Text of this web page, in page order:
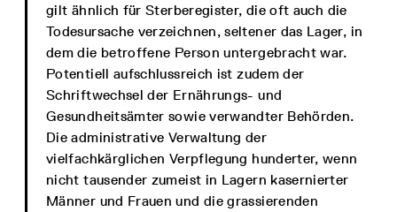
gilt ähnlich für Sterberegister, die oft auch die
Todesursache verzeichnen, seltener das Lager, in
dem die betroffene Person untergebracht war.
Potentiell aufschlussreich ist zudem der
Schriftwechsel der Ernährungs- und
Gesundheitsämter sowie verwandter Behörden.
Die administrative Verwaltung der
vielfachkärglichen Verpflegung hunderter, wenn
nicht tausender zumeist in Lagern kasernierter
Männer und Frauen und die grassierenden